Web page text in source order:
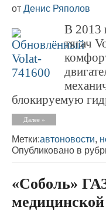
от Денис Ряполов
В 2013
тягач
блокируемую
Далее »
Метки:автоновости,
Опубликовано в
«Соболь»